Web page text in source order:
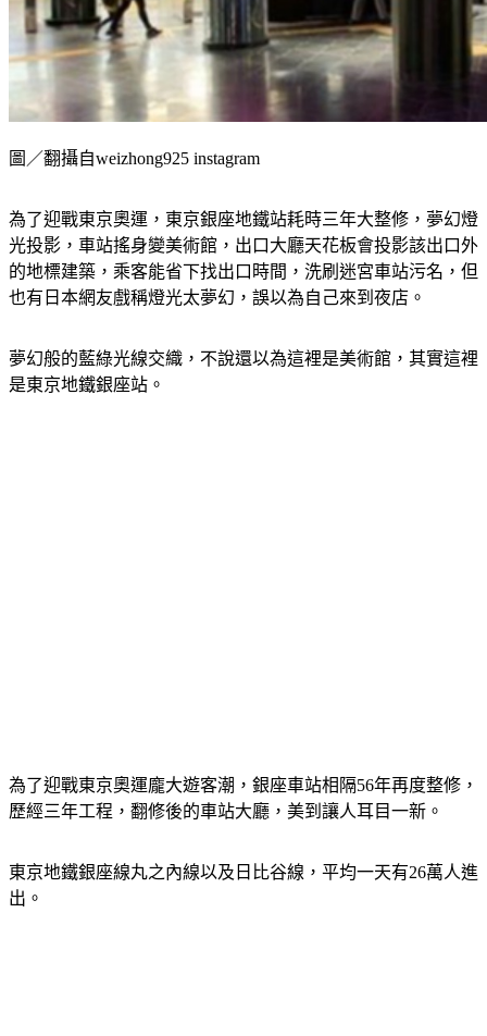
為了迎戰東京奧運，東京銀座地鐵站耗時三年大整修，夢幻燈
光投影，車站搖身變美術館，出口大廳天花板會投影該出口外
的地標建築，乘客能省下找出口時間，洗刷迷宮車站污名，但
夢幻般的藍綠光線交織，不說還以為這裡是美術館，其實這裡
為了迎戰東京奧運龐大遊客潮，銀座車站相隔56年再度整修，
東京地鐵銀座線丸之內線以及日比谷線，平均一天有26萬人進